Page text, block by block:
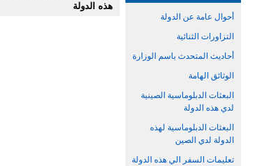
أحوال عامة عن الدولة
التزاورات الثنائية
أحاديث المتحدث باسم الوزارة
الوثائق الهامة
البعثات الدبلوماسية الصينية
لدي هذه الدولة
البعثات الدبلوماسية لهذه
الدولة لدي الصين
تعليمات السفر الي هذه الدولة
هذه الدولة